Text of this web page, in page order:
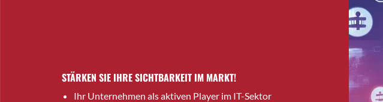
STÄRKEN SIE IHRE SICHTBARKEIT IM MARKT!
Ihr Unternehmen als aktiven Player im IT-Sektor